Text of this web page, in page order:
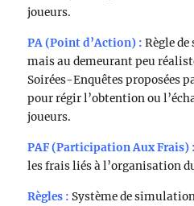
joueurs.
PA (Point d’Action) : Règle
mais au demeurant peu
Soirées-Enquêtes proposées
pour régir l’obtention ou
joueurs.
PAF (Participation Aux Frais) :
les frais liés à l’organisation
Règles : Système de